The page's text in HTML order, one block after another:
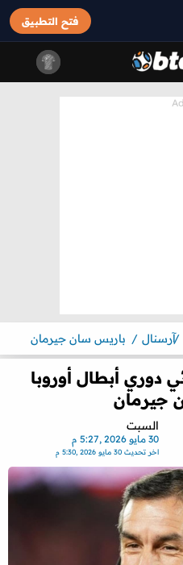
فتح التطبيق
آرسنال باريس سان جيرمان
دوري أبطال أوروبا
جيرمان
السبت
30 مايو 2026 ,5:27 م
اخر تحديث30 مايو 2026 ,5:30 م